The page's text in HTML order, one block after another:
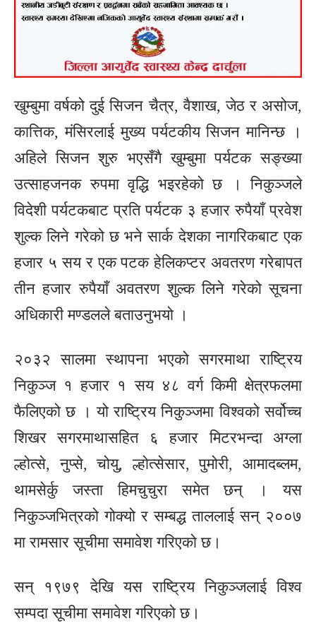
खुम्बुमा वर्षको दुई सिजन चैत्र, वैशाख, जेठ र असोज,
कात्तिक, मंसिरलाई मुख्य पर्यटकीय सिजन मानिन्छ ।
अहिले सिजन शुरु भएसँगै खुम्बुमा पर्यटक सङ्ख्या
उत्साहजनक रुपमा वृद्धि भइरहेको छ । निकुञ्जले
विदेशी पर्यटकबाट प्रति पर्यटक ३ हजार रुपैयाँ प्रवेश
शुल्क लिने गरेको छ भने सार्क देशका नागरिकबाट एक
हजार ५ सय र एक पटक हेलिकप्टर अवतरण गरेबापत
तीन हजार रुपैयाँ अवतरण शुल्क लिने गरेको सूचना
अधिकारी मण्डलले बताउनुभयो ।
२०३२ सालमा स्थापना भएको सगरमाथा राष्ट्रिय
निकुञ्ज १ हजार १ सय ४८ वर्ग किमी क्षेत्रफलमा
फैलिएको छ । यो राष्ट्रिय निकुञ्जमा विश्वको सर्वोच्च
शिखर सगरमाथासहित ६ हजार मिटरभन्दा अग्ला
ल्होत्से, नुप्से, चोयु, ल्होत्सेसार, पुमोरी, आमादब्लम,
थामसेर्कु जस्ता हिमचुचुरा समेत छन् । यस
निकुञ्जभित्रको गोक्यो र सम्बद्ध ताललाई सन् २००७
मा रामसार सूचीमा समावेश गरिएको छ।
सन् १९७९ देखि यस राष्ट्रिय निकुञ्जलाई विश्व
सम्पदा सूचीमा समावेश गरिएको छ।